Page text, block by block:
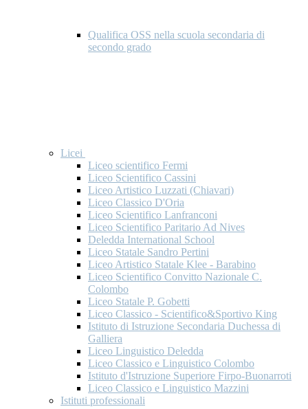
Qualifica OSS nella scuola secondaria di
secondo grado
Licei
Liceo scientifico Fermi
Liceo Scientifico Cassini
Liceo Artistico Luzzati (Chiavari)
Liceo Classico D'Oria
Liceo Scientifico Lanfranconi
Liceo Scientifico Paritario Ad Nives
Deledda International School
Liceo Statale Sandro Pertini
Liceo Artistico Statale Klee - Barabino
Liceo Scientifico Convitto Nazionale C.
Colombo
Liceo Statale P. Gobetti
Liceo Classico - Scientifico&Sportivo King
Istituto di Istruzione Secondaria Duchessa di
Galliera
Liceo Linguistico Deledda
Liceo Classico e Linguistico Colombo
Istituto d'Istruzione Superiore Firpo-Buonarroti
Liceo Classico e Linguistico Mazzini
Istituti professionali